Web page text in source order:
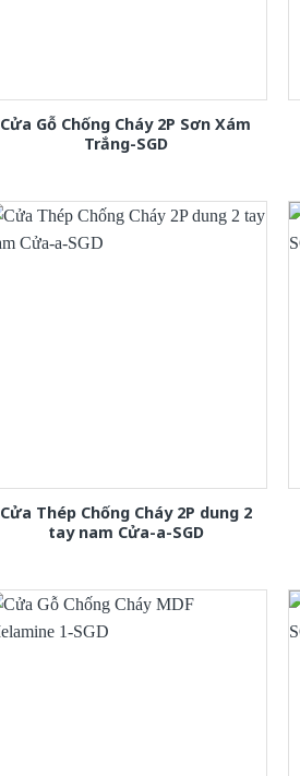
Cửa Gỗ Chống Cháy 2P Sơn Xám
Trắng-SGD
Cửa Thép Chống Cháy 2P dung 2
tay nam Cửa-a-SGD